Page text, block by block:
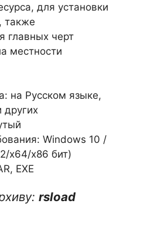
для установки
также
главных черт
местности
на Русском языке,
других
Windows 10 /
x64/x86 бит)
EXE
rsload